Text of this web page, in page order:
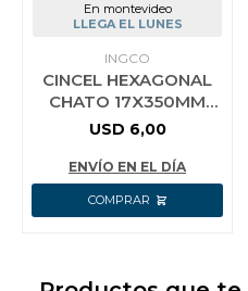
En montevideo
LLEGA EL LUNES
INGCO
CINCEL HEXAGONAL
CHATO 17X350MM
SDS HEX INGCO
USD 6,00
ENVÍO EN EL DÍA